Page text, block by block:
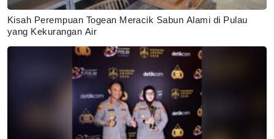
Kisah Perempuan Togean Meracik Sabun Alami di Pulau
yang Kekurangan Air